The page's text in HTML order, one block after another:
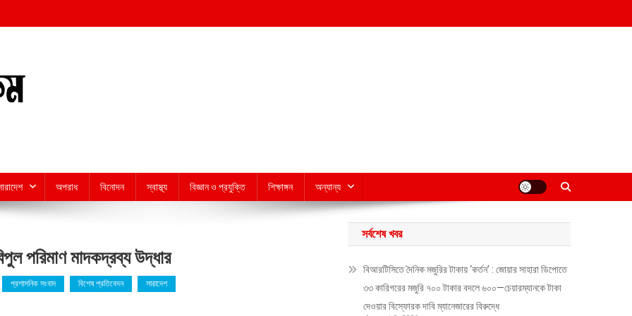
অপরাধ বিনোদন স্বাস্থ্য বিজ্ঞান ও প্রযুক্তি শিক্ষাঙ্গন অন্যান্য
পরিমাণ মাদকদ্রব্য উদ্ধার
প্রশাসনিক সংবাদ বিশেষ প্রতিবেদন সারাদেশ
সর্বশেষ খবর
বিআরটিসিতে দৈনিক মজুরির টাকায় ‘কর্তন’ : জোয়ার সাহারা ডিপোতে
৩৩ কারিগরের মজুরি ৭০০ টাকার বদলে ৬০০—চেয়ারম্যানকে টাকা
দেওয়ার বিস্ফোরক দাবি ম্যানেজারের বিরুদ্ধে